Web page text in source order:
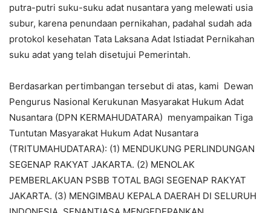
putra-putri suku-suku adat nusantara yang melewati usia
subur, karena penundaan pernikahan, padahal sudah ada
protokol kesehatan Tata Laksana Adat Istiadat Pernikahan
suku adat yang telah disetujui Pemerintah.
Berdasarkan pertimbangan tersebut di atas, kami Dewan
Pengurus Nasional Kerukunan Masyarakat Hukum Adat
Nusantara (DPN KERMAHUDATARA) menyampaikan Tiga
Tuntutan Masyarakat Hukum Adat Nusantara
(TRITUMAHUDATARA): (1) MENDUKUNG PERLINDUNGAN
SEGENAP RAKYAT JAKARTA. (2) MENOLAK
PEMBERLAKUAN PSBB TOTAL BAGI SEGENAP RAKYAT
JAKARTA. (3) MENGIMBAU KEPALA DAERAH DI SELURUH